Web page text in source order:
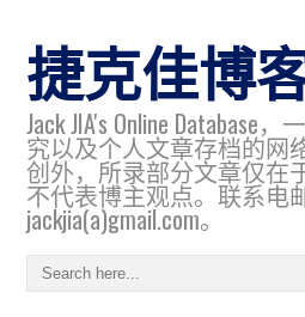
捷克佳博
Jack JIA's Online Database
究以及个人文章存档的网
创外，所录部分文章仅在
不代表博主观点。联系电
jackjia(a)gmail.com。